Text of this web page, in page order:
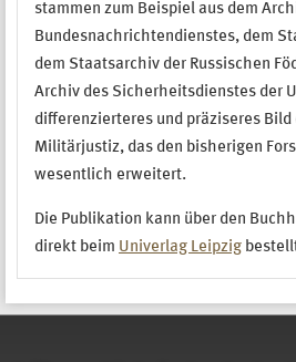
stammen zum Beispiel aus dem
Bundesnachrichtendienstes, dem
dem Staatsarchiv der Russischen
Archiv des Sicherheitsdienstes der
differenzierteres und präziseres
Militärjustiz, das den bisherigen
wesentlich erweitert.
Die Publikation kann über den
direkt beim Univerlag Leipzig